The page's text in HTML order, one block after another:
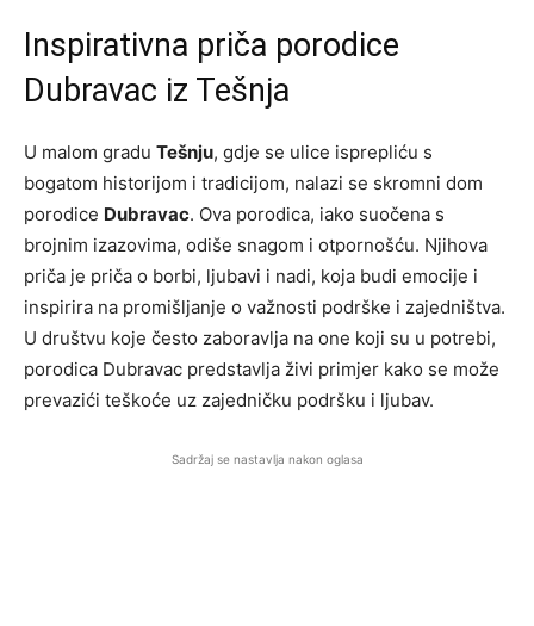
Inspirativna priča porodice
Dubravac iz Tešnja
U malom gradu Tešnju, gdje se ulice isprepliću s
bogatom historijom i tradicijom, nalazi se skromni dom
porodice Dubravac. Ova porodica, iako suočena s
brojnim izazovima, odiše snagom i otpornošću. Njihova
priča je priča o borbi, ljubavi i nadi, koja budi emocije i
inspirira na promišljanje o važnosti podrške i zajedništva.
U društvu koje često zaboravlja na one koji su u potrebi,
porodica Dubravac predstavlja živi primjer kako se može
prevazići teškoće uz zajedničku podršku i ljubav.
Sadržaj se nastavlja nakon oglasa